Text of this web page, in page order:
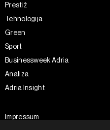
Prestiž
Tehnologija
Green
Sport
Businessweek Adria
Analiza
Adria Insight
Impressum